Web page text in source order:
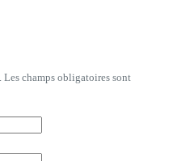
Les champs obligatoires sont